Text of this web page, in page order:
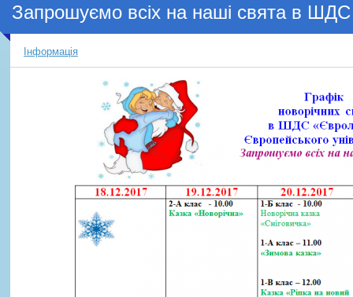
Запрошуємо всіх на наші свята в
Інформація